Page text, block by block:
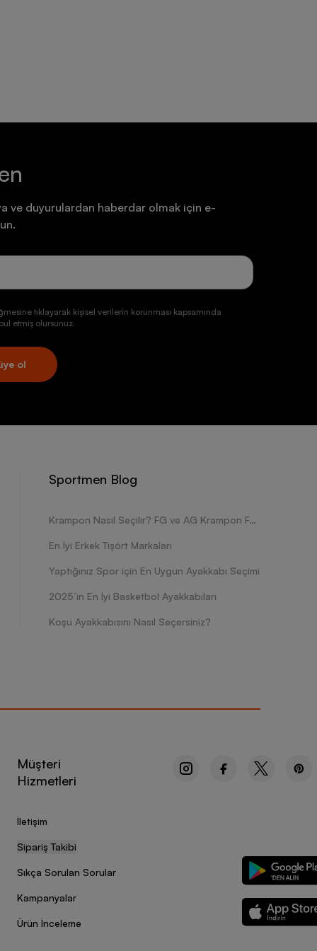
ve duyurulardan haberdar olmak için e-
tıklayarak kişisel verilerin korunması kapsamında
etmiş olursunuz.
ol
Sportmen Blog
Krampon Nasıl Seçilir? FG ve AG Krampon Farkları Nelerdir?
En İyi Erkek Tişört Markaları
Yaptığınız Spor için En Uygun Ayakkabı Seçimi
2025’in En İyi Basketbol Ayakkabıları
Koşu Ayakkabısını Nasıl Seçersiniz?
Müşteri
Hizmetleri
İletişim
Sipariş Takibi
Sıkça Sorulan Sorular
Kampanyalar
Ürün İnceleme